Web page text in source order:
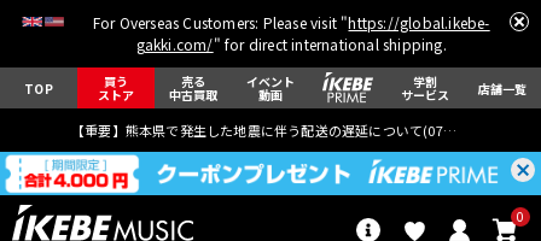
For Overseas Customers: Please visit "https://global.ikebe-
gakki.com/" for direct international shipping.
TOP 買う
ストア
売る
中古買取
イベント
動画
学割
サービス 店舗一覧
【重要】熊本県で発生した地震に伴う配送の遅延について(07月29日
0